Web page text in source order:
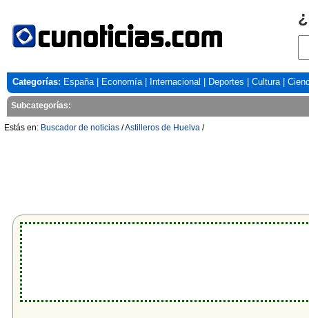
Categorías: España| Economía| Internacional Deportes Cultura|
Subcategorías:
Estás en: Buscador de noticias /Astilleros de Huelva /